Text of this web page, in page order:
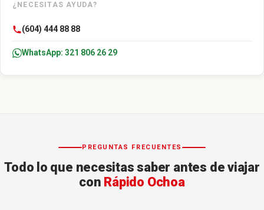
¿NECESITAS AYUDA?
(604) 444 88 88
WhatsApp: 321 806 26 29
PREGUNTAS FRECUENTES
Todo lo que necesitas saber antes de viajar
con Rápido Ochoa